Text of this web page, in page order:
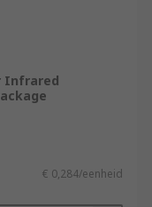
Infrared
€ 0,284/eenheid